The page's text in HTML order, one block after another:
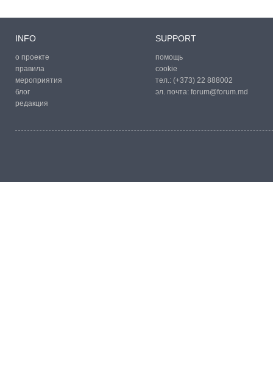
INFO
о проекте
правила
мероприятия
блог
редакция
SUPPORT
помощь
cookie
тел.: (+373) 22 888002
эл. почта: forum@forum.md